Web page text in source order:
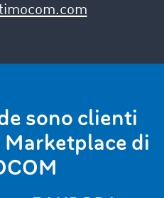
sono clienti
di